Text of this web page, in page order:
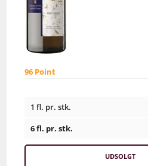
96 Point
1 fl. pr. stk.
6 fl. pr. stk.
UDSOLGT